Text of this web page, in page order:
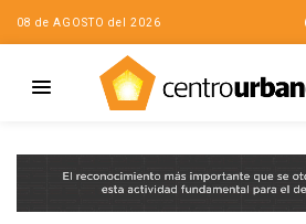
08 de AGOSTO del 2026